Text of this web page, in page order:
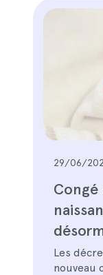
29/06/
Les
nouveau